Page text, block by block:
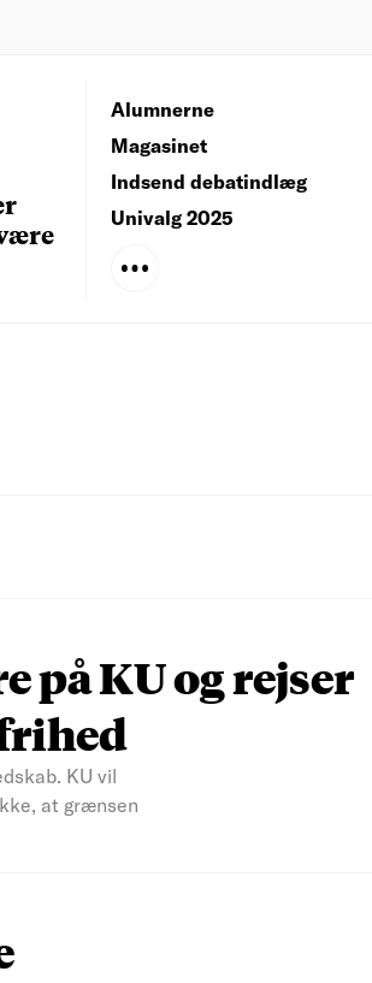
Alumnerne
Magasinet
Indsend debatindlæg
Univalg 2025
KU og rejser
KU vil
at grænsen